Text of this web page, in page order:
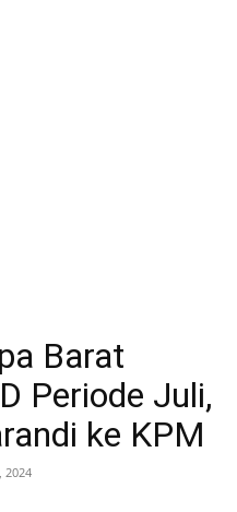
Barat
Periode Juli,
ke KPM
2024